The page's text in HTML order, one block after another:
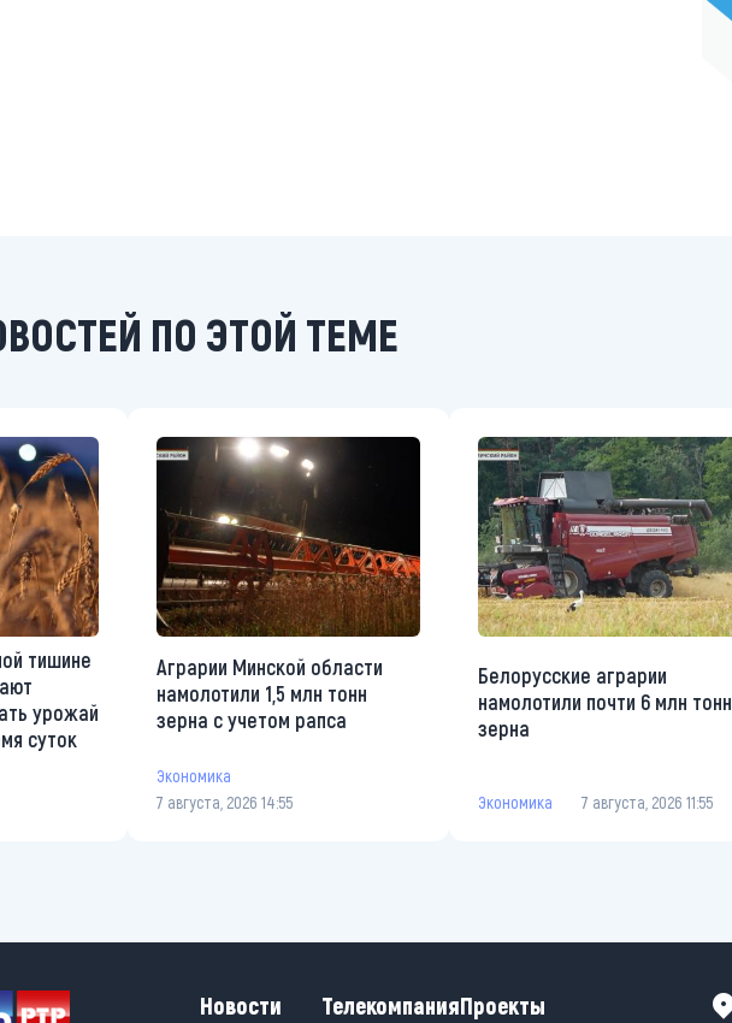
ПО ЭТОЙ ТЕМЕ
тишине
урожай
суток
Аграрии Минской области
намолотили 1,5 млн тонн
зерна с учетом рапса
Экономика
7 августа, 2026 14:55
Белорусские аграрии
намолотили почти 6 млн тонн
зерна
Экономика 7 августа, 2026 11:55
Новости ТелекомпанияПроекты